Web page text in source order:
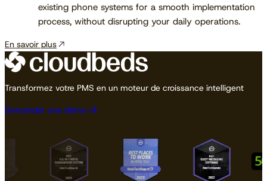
existing phone systems for a smooth implementation
process, without disrupting your daily operations.
En savoir plus
Transformez votre PMS en un moteur de croissance intelligent
Demander une démo